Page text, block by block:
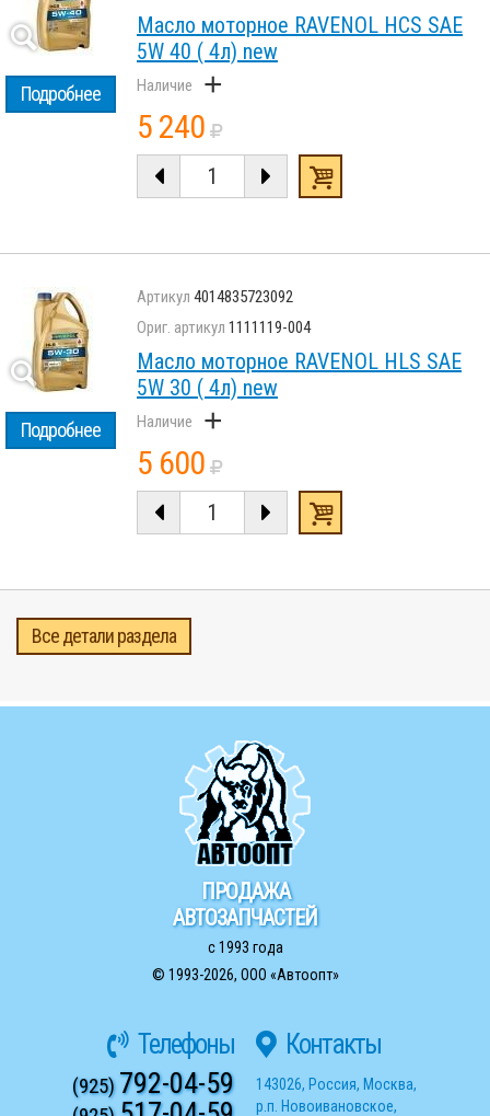
Подробнее
Масло моторное RAVENOL HCS SAE
5W 40 ( 4л) new
+
5 240
Подробнее
4014835723092
1111119-004
Масло моторное RAVENOL HLS SAE
5W 30 ( 4л) new
+
5 600
Все детали раздела
ПРОДАЖА
АВТОЗАПЧАСТЕЙ
с 1993 года
© 1993-2026, ООО «Автоопт»
Телефоны
(925)792-04-59
Контакты
143026, Россия, Москва,
р.п. Новоивановское,